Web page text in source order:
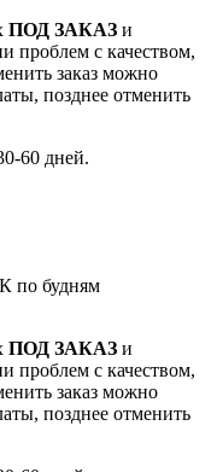
ПОД ЗАКАЗ и
проблем с качеством,
заказ можно
позднее отменить
60 дней.
по будням
ПОД ЗАКАЗ и
проблем с качеством,
заказ можно
позднее отменить